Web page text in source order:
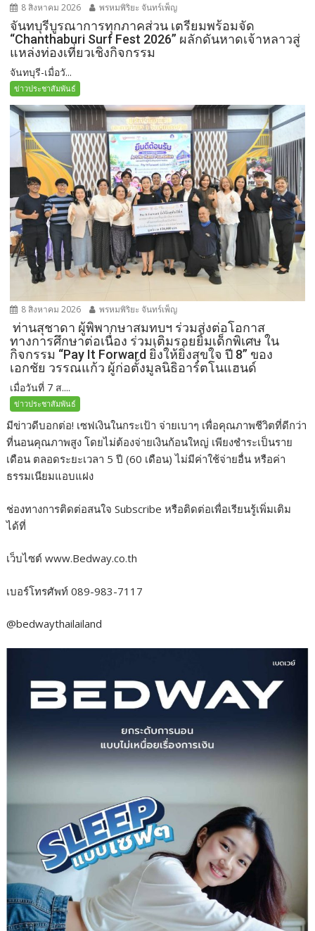
8 สิงหาคม 2026 พรหมพิริยะ จันทร์เพ็ญ
จันทบุรีบูรณาการทุกภาคส่วน เตรียมพร้อมจัด
“Chanthaburi Surf Fest 2026” ผลักดันหาดเจ้าหลาวสู่
แหล่งท่องเที่ยวเชิงกิจกรรม
จันทบุรี-เมื่อวั...
ข่าวประชาสัมพันธ์
8 สิงหาคม 2026 พรหมพิริยะ จันทร์เพ็ญ
ท่านสุชาดา ผู้พิพากษาสมทบฯ ร่วมส่งต่อโอกาส
ทางการศึกษาต่อเนื่อง ร่วมเติมรอยยิ้มเด็กพิเศษ ใน
กิจกรรม “Pay It Forward ยิ่งให้ยิ่งสุขใจ ปี 8” ของ
เอกชัย วรรณแก้ว ผู้ก่อตั้งมูลนิธิอาร์ตโนแฮนด์
เมื่อวันที่ 7 ส....
ข่าวประชาสัมพันธ์
มีข่าวดีบอกต่อ! เซฟเงินในกระเป้า จ่ายเบาๆ เพื่อคุณภาพชีวิตที่ดีกว่า
ที่นอนคุณภาพสูง โดยไม่ต้องจ่ายเงินก้อนใหญ่ เพียงชำระเป็นราย
เดือน ตลอดระยะเวลา 5 ปี (60 เดือน) ไม่มีค่าใช้จ่ายอื่น หรือค่า
ธรรมเนียมแอบแฝง
ช่องทางการติดต่อสนใจ Subscribe หรือติดต่อเพื่อเรียนรู้เพิ่มเติม
ได้ที่
เว็บไซต์ www.Bedway.co.th
เบอร์โทรศัพท์ 089-983-7117
@bedwaythailailand